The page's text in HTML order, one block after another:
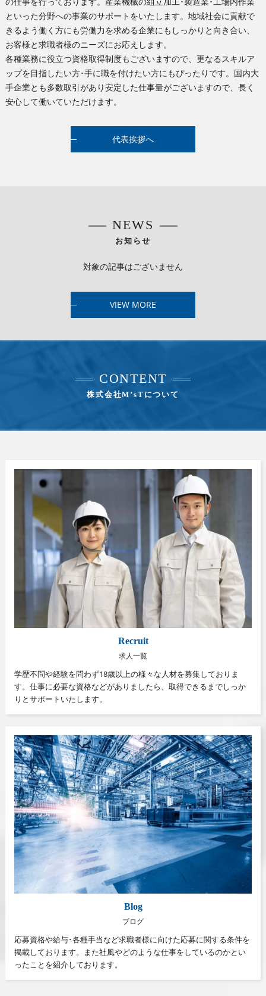
といった分野への事業のサポートをいたします。地域社会に貢献で
きるよう働く方にも労働力を求める企業にもしっかりと向き合い、
お客様と求職者様のニーズにお応えします。
各種業務に役立つ資格取得制度もございますので、更なるスキルア
ップを目指したい方･手に職を付けたい方にもぴったりです。国内大
手企業とも多数取引があり安定した仕事量がございますので、長く
安心して働いていただけます。
代表挨拶へ
お知らせ
NEWS
対象の記事はございません
VIEW MORE
株式会社M’sTについて
CONTENT
Recruit
求人一覧
学歴不問や経験を問わず18歳以上の様々な人材を募集しておりま
す。仕事に必要な資格などがありましたら、取得できるまでしっか
りとサポートいたします。
Blog
ブログ
応募資格や給与･各種手当など求職者様に向けた応募に関する条件を
掲載しております。また社風やどのような仕事をしているのかとい
ったことを紹介しております。